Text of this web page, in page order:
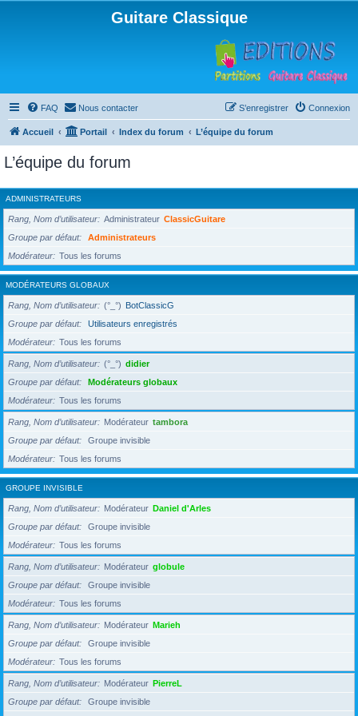
Guitare Classique
FAQ Nous contacter Connexion
S’enregistrer
Accueil Portail Index du forum L’équipe du forum
L’équipe du forum
ADMINISTRATEURS
Rang, Nom d’utilisateur Administrateur ClassicGuitare
Groupe par défaut
Administrateurs
Modérateur
Tous les forums
MODÉRATEURS GLOBAUX
Rang, Nom d’utilisateur (°_°) BotClassicG
Groupe par défaut
Utilisateurs enregistrés
Modérateur
Tous les forums
Rang, Nom d’utilisateur (°_°) didier
Groupe par défaut
Modérateurs globaux
Modérateur
Tous les forums
Rang, Nom d’utilisateur Modérateur tambora
Groupe par défaut
Groupe invisible
Modérateur
Tous les forums
GROUPE INVISIBLE
Rang, Nom d’utilisateur Modérateur Daniel d'Arles
Groupe par défaut
Groupe invisible
Modérateur
Tous les forums
Rang, Nom d’utilisateur Modérateur globule
Groupe par défaut
Groupe invisible
Modérateur
Tous les forums
Rang, Nom d’utilisateur Modérateur Marieh
Groupe par défaut
Groupe invisible
Modérateur
Tous les forums
Rang, Nom d’utilisateur Modérateur PierreL
Groupe par défaut
Groupe invisible